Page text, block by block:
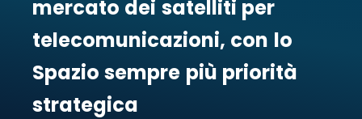
mercato dei satelliti per
telecomunicazioni, con lo
Spazio sempre più priorità
strategica